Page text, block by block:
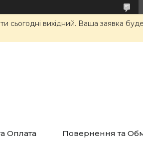
сьогодні вихідний. Ваша заявка
Оплата Повернення та